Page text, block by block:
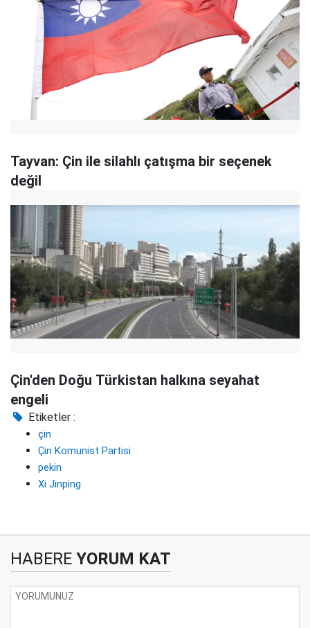
Tayvan: Çin ile silahlı çatışma bir seçenek
değil
Çin'den Doğu Türkistan halkına seyahat
engeli
Etiketler :
çin
Çin Komunist Partisi
pekin
Xi Jinping
HABERE YORUM KAT